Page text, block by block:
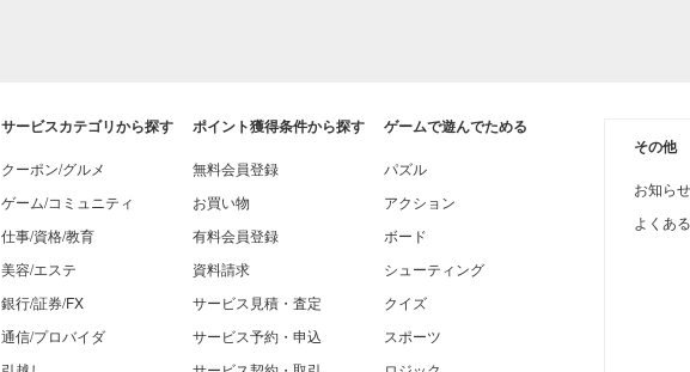
サービスカテゴリから探す
クーポン/グルメ
ゲーム/コミュニティ
仕事/資格/教育
美容/エステ
銀行/証券/FX
通信/プロバイダ
ポイント獲得条件から探す
無料会員登録
お買い物
有料会員登録
資料請求
サービス見積・査定
サービス予約・申込
ゲームで遊んでためる
パズル
アクション
ボード
シューティング
クイズ
スポーツ
その他
お知らせ
よくあ